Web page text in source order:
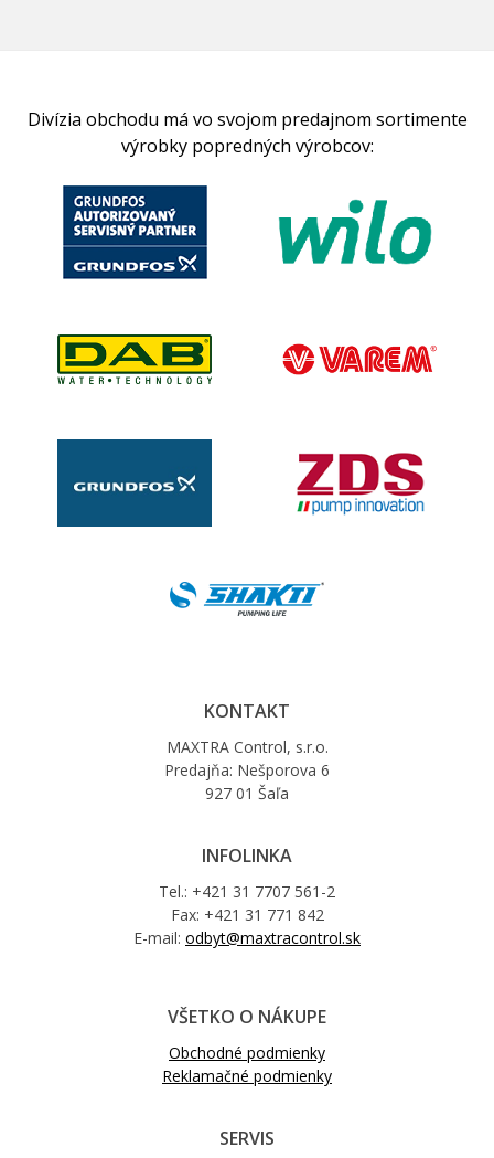
Divízia obchodu má vo svojom predajnom sortimente
výrobky popredných výrobcov:
KONTAKT
MAXTRA Control, s.r.o.
Predajňa: Nešporova 6
927 01 Šaľa
INFOLINKA
Tel.: +421 31 7707 561-2
Fax: +421 31 771 842
E-mail: odbyt@maxtracontrol.sk
VŠETKO O NÁKUPE
Obchodné podmienky
Reklamačné podmienky
SERVIS